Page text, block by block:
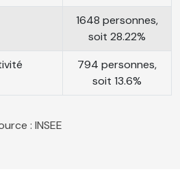
1648 personnes,
soit 28.22%
794 personnes,
soit 13.6%
: INSEE